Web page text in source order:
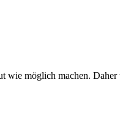
wie möglich machen.